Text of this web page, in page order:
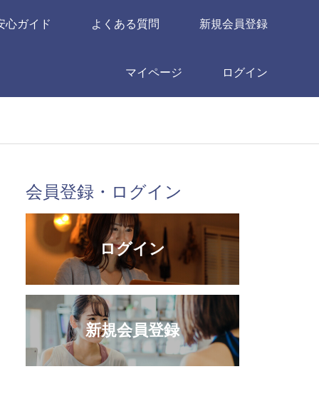
心ガイド よくある質問 新規会員登録
マイページ ログイン
会員登録・ログイン
ログイン
新規会員登録